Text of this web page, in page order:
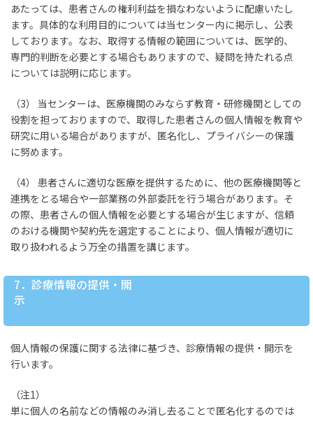
あたっては、患者さんの権利利益を損なわないように配慮いたし
ます。具体的な利用目的については当センター内に掲示し、公表
しております。なお、取得する情報の範囲については、医学的、
専門的判断を必要とする場合もありますので、疑問を持たれる点
については説明に応じます。
（3） 当センターは、医療機関のみならず教育・研修機関としての
役割を担っておりますので、取得した患者さんの個人情報を教育や
研究に用いる場合がありますが、匿名化し、プライバシーの保護
に努めます。
（4） 患者さんに適切な医療を提供するために、他の医療機関等と
連携をとる場合や一部業務の外部委託を行う場合があります。そ
の際、患者さんの個人情報を必要とする場合が生じますが、信頼
のおける機関や契約先を選定することにより、個人情報が適切に
取り扱われるよう万全の措置を講じます。
7．診療情報の提供・開
示
個人情報の保護に関する法律に基づき、診療情報の提供・開示を
行います。
（注1）
単に個人の名前などの情報のみ消し去ることで匿名化するのでは